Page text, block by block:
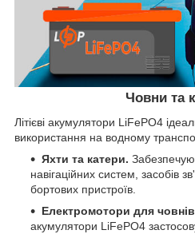
Човни та
Літієві акумулятори LiFePO4
використання на водному
Яхти та катери.
навігаційних систем, засобів
бортових пристроїв.
Електромотори для човнів
акумулятори LiFePO4